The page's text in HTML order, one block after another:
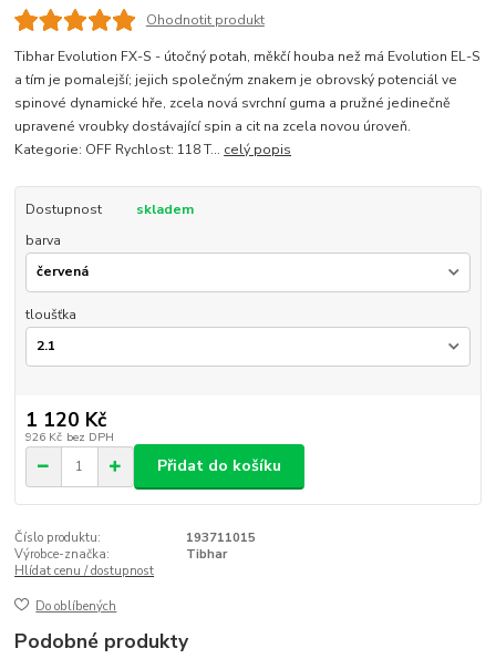
Ohodnotit produkt
Tibhar Evolution FX-S - útočný potah, měkčí houba než má Evolution EL-S
a tím je pomalejší; jejich společným znakem je obrovský potenciál ve
spinové dynamické hře, zcela nová svrchní guma a pružné jedinečně
upravené vroubky dostávající spin a cit na zcela novou úroveň.
Kategorie: OFF Rychlost: 118 T... celý popis
Dostupnost
skladem
barva
tloušťka
1 120 Kč
926 Kč bez DPH
Přidat do košíku
Číslo produktu:
193711015
Výrobce-značka:
Tibhar
Hlídat cenu / dostupnost
Do oblíbených
Podobné produkty